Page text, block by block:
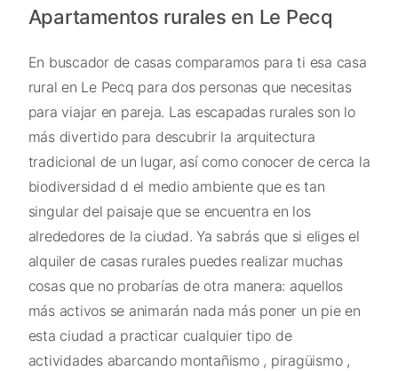
Apartamentos rurales en Le Pecq
En buscador de casas comparamos para ti esa casa
rural en Le Pecq para dos personas que necesitas
para viajar en pareja. Las escapadas rurales son lo
más divertido para descubrir la arquitectura
tradicional de un lugar, así como conocer de cerca la
biodiversidad d el medio ambiente que es tan
singular del paisaje que se encuentra en los
alrededores de la ciudad. Ya sabrás que si eliges el
alquiler de casas rurales puedes realizar muchas
cosas que no probarías de otra manera: aquellos
más activos se animarán nada más poner un pie en
esta ciudad a practicar cualquier tipo de
actividades abarcando montañismo , piragüismo ,